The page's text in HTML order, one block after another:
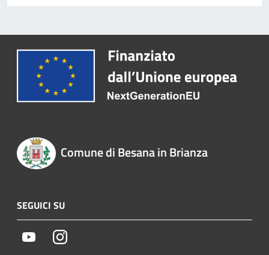
Comune di Besana in Brianza
SEGUICI SU
YoutubeInstagram